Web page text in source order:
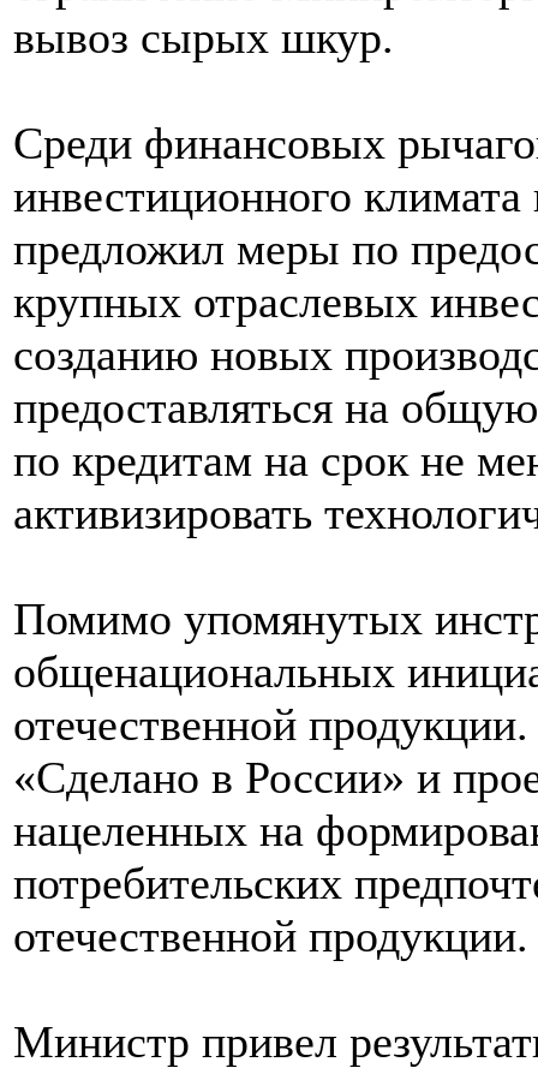
вывоз сырых шкур.
Среди финансовых
инвестиционного
предложил меры по
крупных отраслевых
созданию новых
предоставляться на
по кредитам на срок не
активизировать
Помимо упомянутых
общенациональных
отечественной
«Сделано в России» и
нацеленных на
потребительских
отечественной продукции.
Министр привел